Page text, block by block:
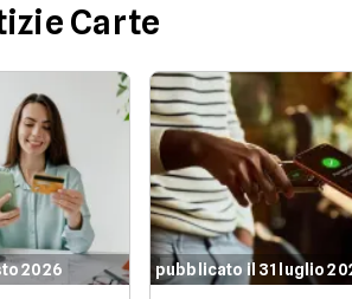
Carte
2026 pubblicato il 31 luglio